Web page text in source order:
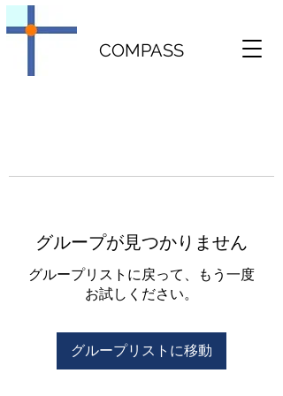
COMPASS
グループが見つかりません
グループリストに戻って、もう一度
お試しください。
グループリストに移動